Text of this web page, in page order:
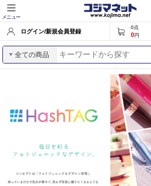
メニュー
ログイン/新規会員登録
0点
0円
全ての商品